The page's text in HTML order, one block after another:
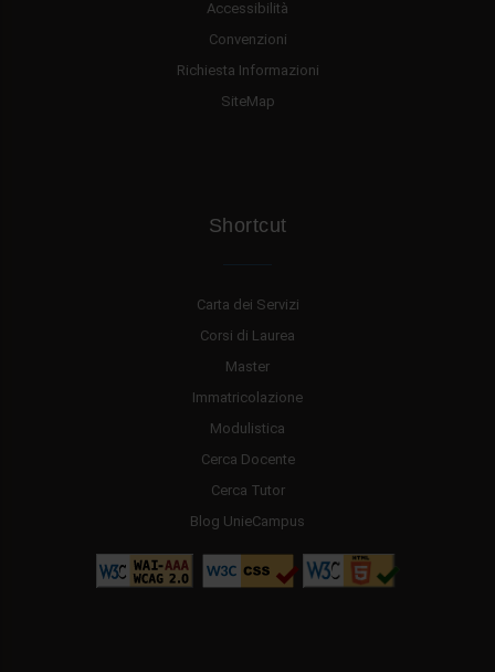
Accessibilità
Convenzioni
Richiesta Informazioni
SiteMap
Shortcut
Carta dei Servizi
Corsi di Laurea
Master
Immatricolazione
Modulistica
Cerca Docente
Cerca Tutor
Blog UnieCampus